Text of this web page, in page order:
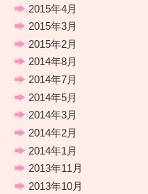
2015年4月
2015年3月
2015年2月
2014年8月
2014年7月
2014年5月
2014年3月
2014年2月
2014年1月
2013年11月
2013年10月